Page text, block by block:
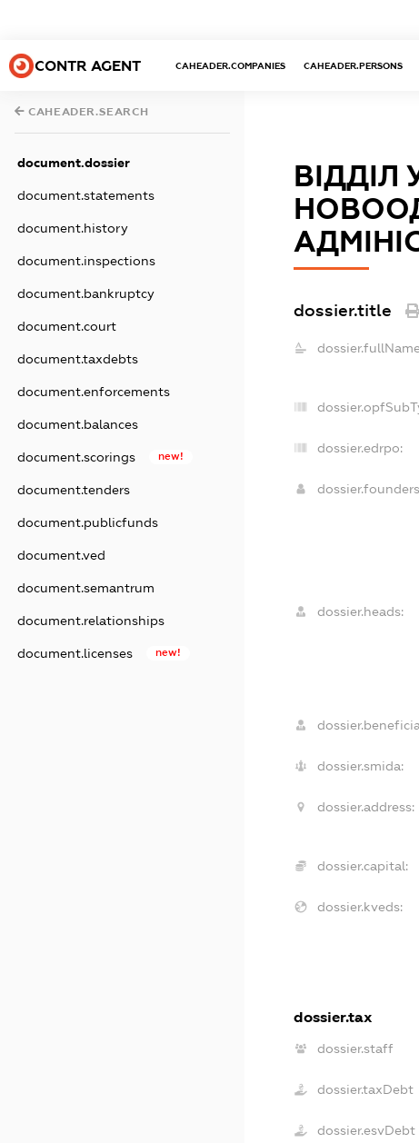
CONTR AGENT CAHEADER.COMPANIES CAHEADER.PERSONS
CAHEADER.SEARCH
document.dossier
document.statements
document.history
document.inspections
document.bankruptcy
document.court
document.taxdebts
document.enforcements
document.balances
document.scorings new!
document.tenders
document.publicfunds
document.ved
document.semantrum
document.relationships
document.licenses new!
dossier.title
dossier.edrpo:
dossier.heads:
dossier.smida:
dossier.address:
dossier.capital:
dossier.kveds:
dossier.tax
dossier.staff
dossier.taxDebt
dossier.esvDebt